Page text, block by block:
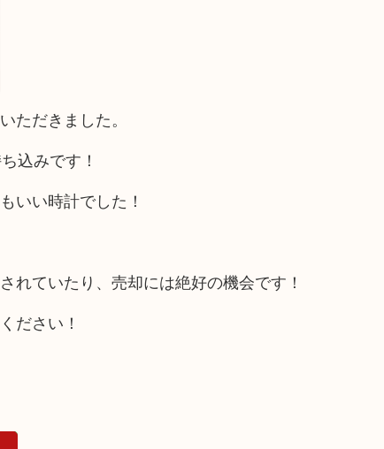
ただきました。
込みです！
いい時計でした！
れていたり、売却には絶好の機会です！
ださい！